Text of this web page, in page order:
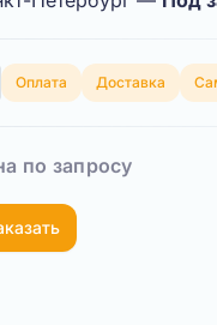
Оплата Доставка
по запросу